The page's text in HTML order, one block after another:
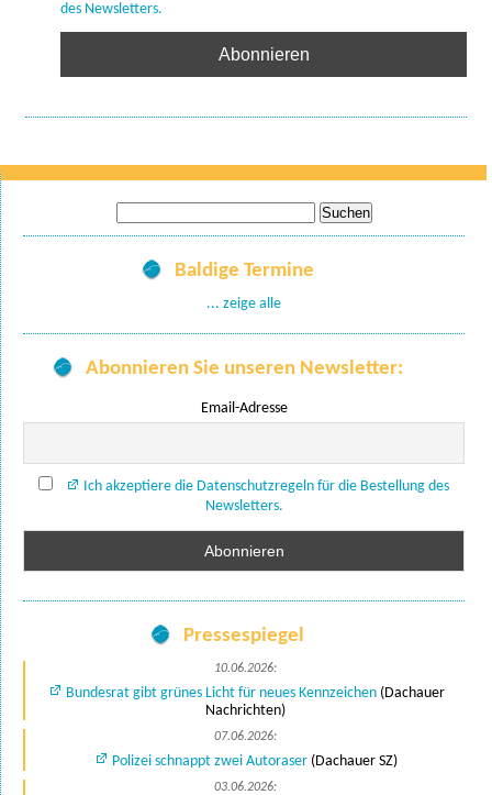
des Newsletters.
nach:
Baldige Termine
... zeige alle
Abonnieren Sie unseren Newsletter:
Email-Adresse
Ich akzeptiere die Datenschutzregeln für die Bestellung des
Newsletters.
Pressespiegel
10.06.2026:
Bundesrat gibt grünes Licht für neues Kennzeichen(Dachauer
Nachrichten)
07.06.2026:
Polizei schnappt zwei Autoraser (Dachauer SZ)
03.06.2026: